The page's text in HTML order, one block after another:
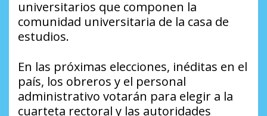
universitarios que componen la
comunidad universitaria de la casa de
estudios.
En las próximas elecciones, inéditas en el
país, los obreros y el personal
administrativo votarán para elegir a la
cuarteta rectoral y las autoridades